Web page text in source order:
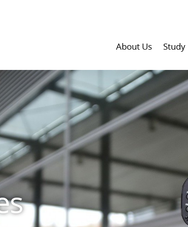
About Us Study